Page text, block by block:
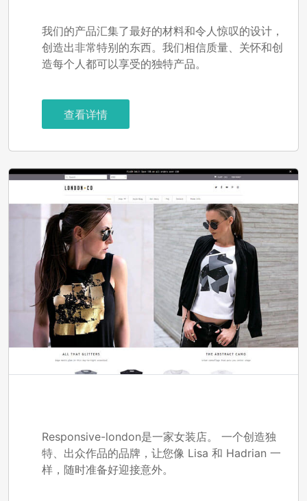
我们的产品汇集了最好的材料和令人惊叹的设计，
创造出非常特别的东西。我们相信质量、关怀和创
造每个人都可以享受的独特产品。
查看详情
Responsive-london是一家女装店。 一个创造独
特、出众作品的品牌，让您像 Lisa 和 Hadrian 一
样，随时准备好迎接意外。